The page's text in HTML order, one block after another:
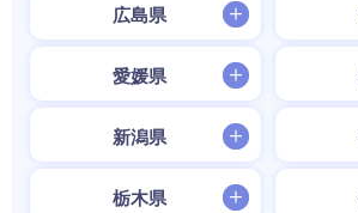
広島県
愛媛県
新潟県
栃木県